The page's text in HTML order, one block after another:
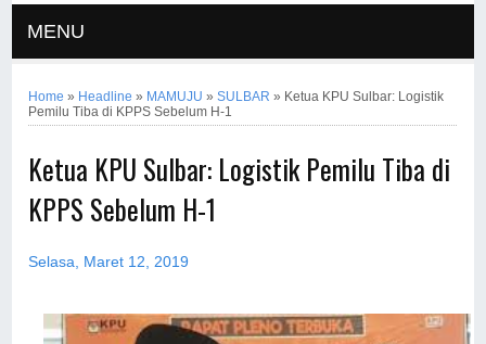
MENU
Home » Headline » MAMUJU »SULBAR » Ketua KPU Sulbar: Logistik
Pemilu Tiba di KPPS Sebelum H-1
Ketua KPU Sulbar: Logistik Pemilu Tiba di
KPPS Sebelum H-1
Selasa, Maret 12, 2019